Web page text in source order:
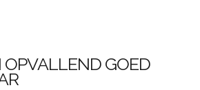
OPVALLEND GOED